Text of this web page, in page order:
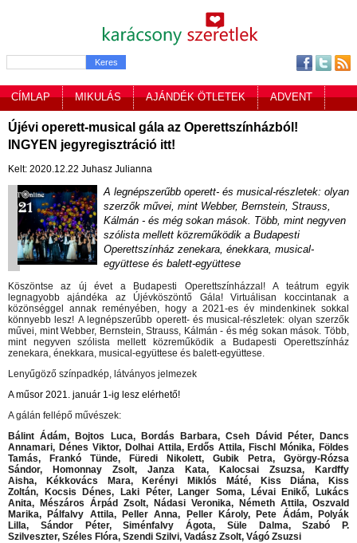
CÍMLAP MIKULÁS AJÁNDÉK ÖTLETEK ADVENT
SZILVESZTER GYEREK VIDEÓK SZABADIDŐ
NYEREMÉNYJÁTÉK ZENE
Újévi operett-musical gála az Operettszínházból!
INGYEN jegyregisztráció itt!
Kelt: 2020.12.22 Juhasz Julianna
A legnépszerűbb operett- és musical-részletek: olyan
szerzők művei, mint Webber, Bernstein, Strauss,
Kálmán - és még sokan mások. Több, mint negyven
szólista mellett közreműködik a Budapesti
Operettszínház zenekara, énekkara, musical-
együttese és balett-együttese
Köszöntse az új évet a Budapesti Operettszínházzal!A teátrum egyik
legnagyobb ajándéka az Újévköszöntő Gála!Virtuálisan koccintanak a
közönséggel annak reményében, hogy a 2021-es év mindenkinek sokkal
könnyebb lesz! A legnépszerűbb operett- és musical-részletek: olyan szerzők
művei, mint Webber, Bernstein, Strauss, Kálmán - és még sokan mások. Több,
mint negyven szólista mellett közreműködik a Budapesti Operettszínház
zenekara, énekkara, musical-együttese és balett-együttese.
Lenyűgöző színpadkép, látványos jelmezek
A műsor 2021. január 1-ig lesz elérhető!
A gálán fellépő művészek:
Bálint Ádám,Bojtos Luca, Bordás Barbara,Cseh Dávid Péter,Dancs
Annamari, Dénes Viktor, Dolhai Attila,Erdős Attila,Fischl Mónika,Földes
Tamás, Frankó Tünde, Füredi Nikolett, Gubik Petra, György-Rózsa
Sándor, Homonnay Zsolt, Janza Kata, Kalocsai Zsuzsa, Kardffy
Aisha, Kékkovács Mara,Kerényi Miklós Máté, Kiss Diána, Kiss
Zoltán, Kocsis Dénes,Laki Péter,Langer Soma, Lévai Enikő,Lukács
Anita, Mészáros Árpád Zsolt, Nádasi Veronika, Németh Attila, Oszvald
Marika,Pálfalvy Attila,Peller Anna, Peller Károly,Pete Ádám,Polyák
Lilla, Sándor Péter,Siménfalvy Ágota, Süle Dalma,Szabó P.
Szilveszter, Széles Flóra, Szendi Szilvi, Vadász Zsolt, Vágó Zsuzsi